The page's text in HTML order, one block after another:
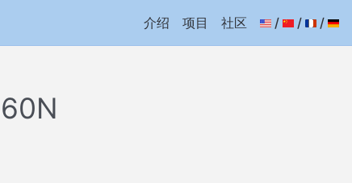
介绍 项目 社区 / / /